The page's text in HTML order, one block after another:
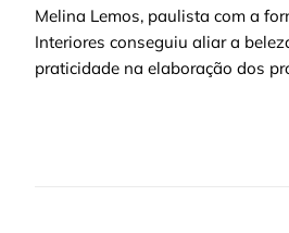
Melina Lemos, paulista com a
Interiores conseguiu aliar a
praticidade na elaboração dos